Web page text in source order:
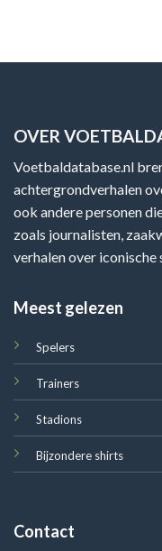
OVER
Voetbaldatabase.nl
achtergrondverhalen
ook andere personen
zoals journalisten,
verhalen over
Meest gelezen
Spelers
Trainers
Stadions
Bijzondere shirts
Contact